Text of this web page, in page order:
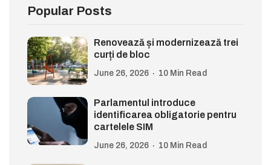
Popular Posts
Renovează și modernizează trei
curți de bloc
June 26, 2026 10 Min Read
Parlamentul introduce
identificarea obligatorie pentru
cartelele SIM
June 26, 2026 10 Min Read